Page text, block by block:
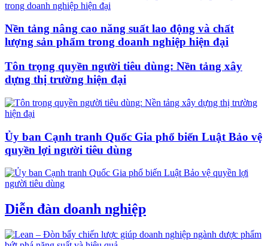
Nền tảng nâng cao năng suất lao động và chất
lượng sản phẩm trong doanh nghiệp hiện đại
Tôn trọng quyền người tiêu dùng: Nền tảng xây
dựng thị trường hiện đại
Ủy ban Cạnh tranh Quốc Gia phổ biến Luật Bảo vệ
quyền lợi người tiêu dùng
Diễn đàn doanh nghiệp